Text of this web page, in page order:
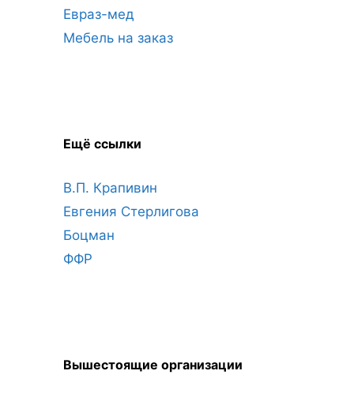
Евраз-мед
Мебель на заказ
Ещё ссылки
В.П. Крапивин
Евгения Стерлигова
Боцман
ФФР
Вышестоящие организации